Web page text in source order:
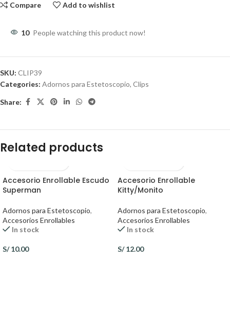
Compare Add to wishlist
10 People watching this product now!
SKU: CLIP39
Categories: Adornos para Estetoscopio, Clips
Share:
Related products
Accesorio Enrollable Escudo
Superman
Adornos para Estetoscopio,
Accesorios Enrollables
In stock
S/10.00
Accesorio Enrollable
Kitty/Monito
Adornos para Estetoscopio,
Accesorios Enrollables
In stock
S/12.00